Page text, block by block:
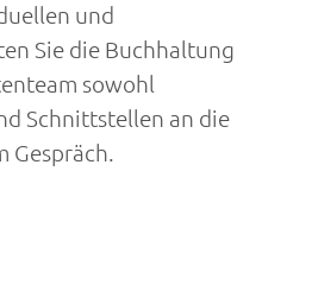
und
Sie die Buchhaltung
sowohl
Schnittstellen an die
Gespräch.